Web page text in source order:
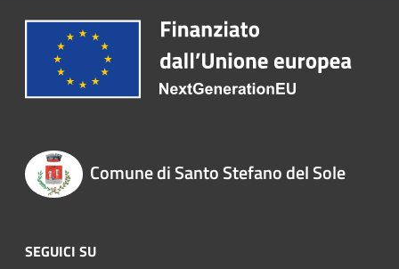
Comune di Santo Stefano del Sole
SEGUICI SU